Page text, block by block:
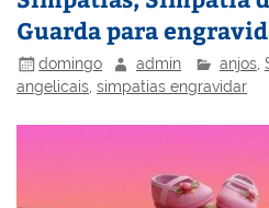
Guarda para
domingo admin anjos,
angelicais,simpatias engravidar